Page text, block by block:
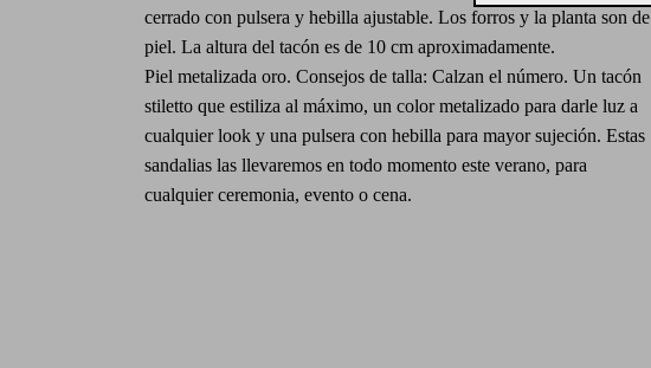
cerrado con pulsera y hebilla ajustable. Los forros y la planta son de
piel. La altura del tacón es de 10 cm aproximadamente.
Piel metalizada oro. Consejos de talla: Calzan el número. Un tacón
stiletto que estiliza al máximo, un color metalizado para darle luz a
cualquier look y una pulsera con hebilla para mayor sujeción. Estas
sandalias las llevaremos en todo momento este verano, para
cualquier ceremonia, evento o cena.